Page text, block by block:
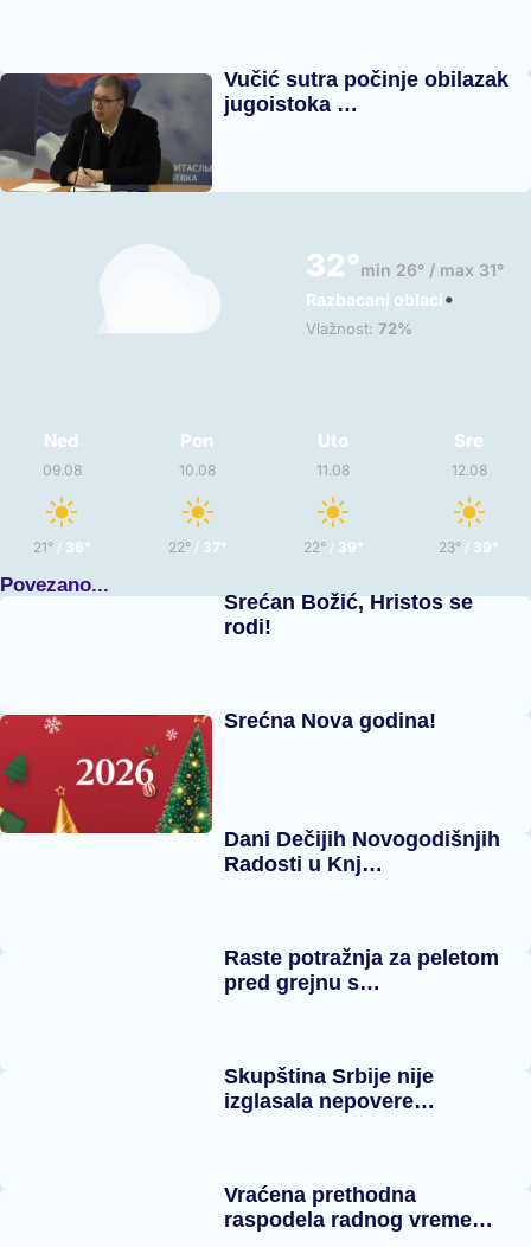
Vučić sutra počinje obilazak
jugoistoka …
32°min 26° / max 31°
Razbacani oblaci•
Vlažnost:72%
Ned
09.08
21°/ 36°
Pon
10.08
22°/ 37°
Uto
11.08
22°/ 39°
Sre
12.08
23° / 39°
Povezano...
Srećan Božić, Hristos se
rodi!
Srećna Nova godina!
Dani Dečijih Novogodišnjih
Radosti u Knj…
Raste potražnja za peletom
pred grejnu s…
Skupština Srbije nije
izglasala nepovere…
Vraćena prethodna
raspodela radnog vreme…